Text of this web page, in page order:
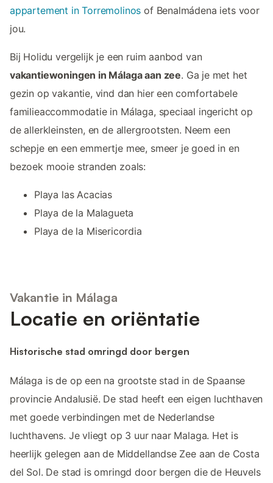
appartement in Torremolinos of Benalmádena iets voor
jou.
Bij Holidu vergelijk je een ruim aanbod van
vakantiewoningen in Málaga aan zee. Ga je met het
gezin op vakantie, vind dan hier een comfortabele
familieaccommodatie in Málaga, speciaal ingericht op
de allerkleinsten, en de allergrootsten. Neem een
schepje en een emmertje mee, smeer je goed in en
bezoek mooie stranden zoals:
Playa las Acacias
Playa de la Malagueta
Playa de la Misericordia
Vakantie in Málaga
Locatie en oriëntatie
Historische stad omringd door bergen
Málaga is de op een na grootste stad in de Spaanse
provincie Andalusië. De stad heeft een eigen luchthaven
met goede verbindingen met de Nederlandse
luchthavens. Je vliegt op 3 uur naar Malaga. Het is
heerlijk gelegen aan de Middellandse Zee aan de Costa
del Sol. De stad is omringd door bergen die de Heuvels